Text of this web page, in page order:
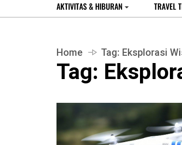
AKTIVITAS & HIBURAN
TRAVEL
Home Tag: Eksplorasi
Tag: